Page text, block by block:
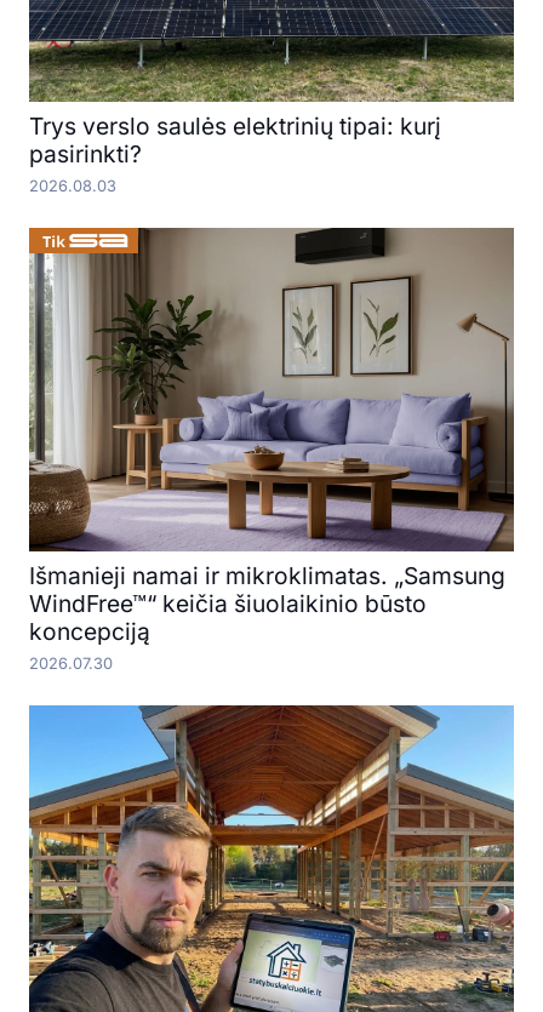
Trys verslo saulės elektrinių tipai: kurį
pasirinkti?
2026.08.03
Išmanieji namai ir mikroklimatas. „Samsung
WindFree™“ keičia šiuolaikinio būsto
koncepciją
2026.07.30